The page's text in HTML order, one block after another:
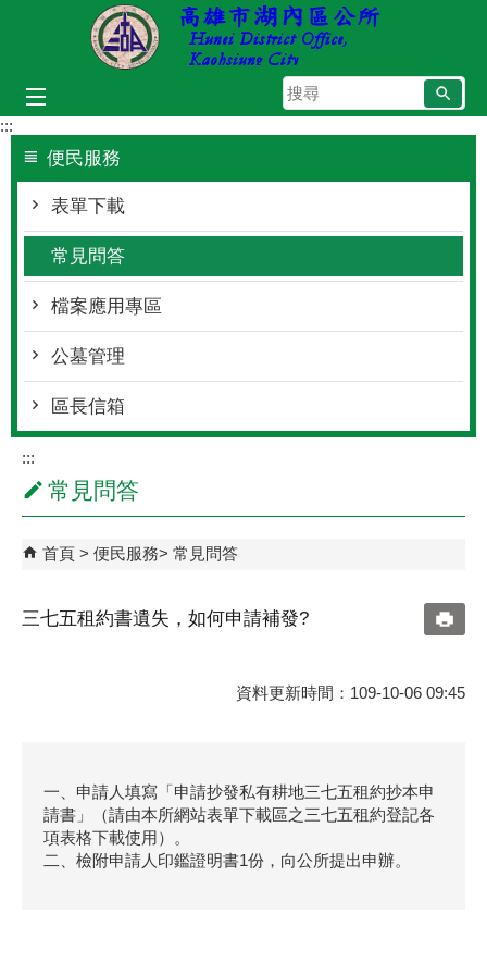
跳到主要內容區塊
搜
尋
:::
便民服務
表單下載
常見問答
檔案應用專區
公墓管理
區長信箱
:::
常見問答
首頁 便民服務 常見問答
三七五租約書遺失，如何申請補發?
資料更新時間：109-10-06 09:45
一、申請人填寫「申請抄發私有耕地三七五租約抄本申
請書」（請由本所網站表單下載區之三七五租約登記各
項表格下載使用）。
二、檢附申請人印鑑證明書1份，向公所提出申辦。